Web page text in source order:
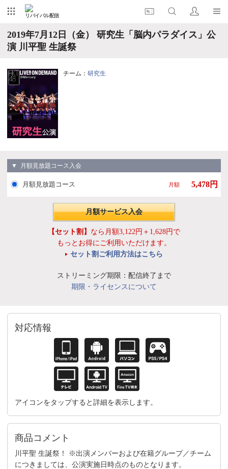
リバイバル配信
2019年7月12日（金） 研究生「脳内パラダイス」公
演 川平聖 生誕祭
チーム： 研究生
▼ 月額見放題コース入会
月額見放題コース 月額 5,478円
月額サービス入会
【セット割】 なら月額3,122円＋1,628円で
もっとお得にご利用いただけます。
セット割ご利用方法はこちら
ストリーミング期限：配信終了まで
期限・ライセンスについて
対応情報
アイコンをタップすると詳細を表示します。
商品コメント
川平聖 生誕祭！ ※出演メンバーおよび在籍グループ／チーム
につきましては、公演実施日時点のものとなります。